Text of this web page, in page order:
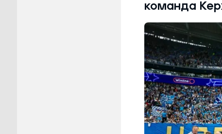
Ноябрьск
Салехард
Тарко-
команда